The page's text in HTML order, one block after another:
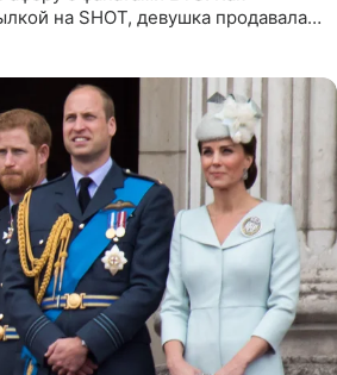
на SHOT, девушка продавала